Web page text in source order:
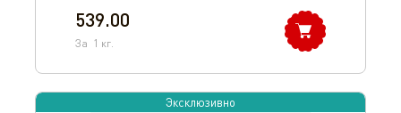
539.00
За 1 кг.
Эксклюзивно